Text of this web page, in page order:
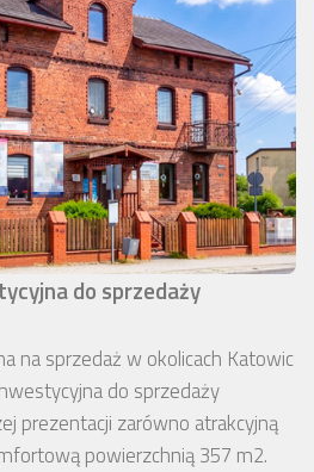
do sprzedaży
na sprzedaż w okolicach Katowic
do sprzedaży
prezentacji zarówno atrakcyjną
powierzchnią 357 m2.